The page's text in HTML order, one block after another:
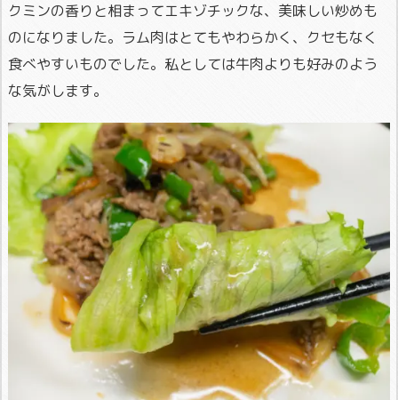
クミンの香りと相まってエキゾチックな、美味しい炒めも
のになりました。ラム肉はとてもやわらかく、クセもなく
食べやすいものでした。私としては牛肉よりも好みのよう
な気がします。